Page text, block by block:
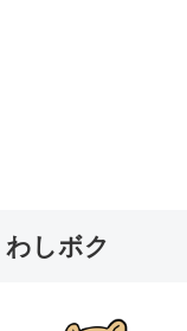
しボク